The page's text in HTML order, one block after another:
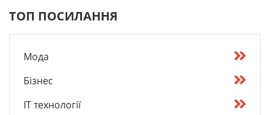
ТОП ПОСИЛАННЯ
Мода
Бізнес
IT технології